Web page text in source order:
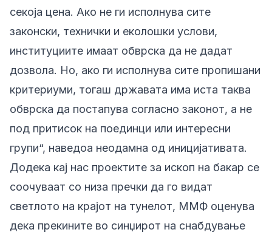
секоја цена. Ако не ги исполнува сите
законски, технички и еколошки услови,
институциите имаат обврска да не дадат
дозвола. Но, ако ги исполнува сите пропишани
критериуми, тогаш државата има иста таква
обврска да постапува согласно законот, а не
под притисок на поединци или интересни
групи“, наведоа неодамна од иницијативата.
Додека кај нас проектите за ископ на бакар се
соочуваат со низа пречки да го видат
светлото на крајот на тунелот, ММФ оценува
дека прекините во синџирот на снабдување